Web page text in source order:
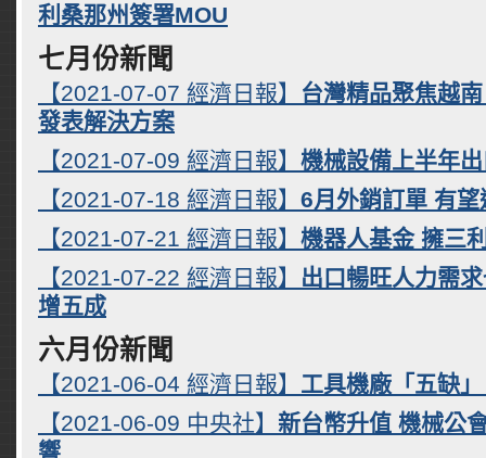
利桑那州簽署MOU
七月份新聞
【2021-07-07 經濟日報】 台灣精品聚焦越
發表解決方案
【2021-07-09 經濟日報】 機械設備上半年
【2021-07-18 經濟日報】 6月外銷訂單 有望
【2021-07-21 經濟日報】 機器人基金 擁三
【2021-07-22 經濟日報】 出口暢旺人力需
增五成
六月份新聞
【2021-06-04 經濟日報】 工具機廠「五缺
【2021-06-09 中央社】 新台幣升值 機械公
響